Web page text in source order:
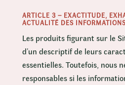
ARTICLE 3 – EXACTITUDE,
ACTUALITÉ DES
Les produits figurant sur le
d’un descriptif de leurs
essentielles. Toutefois, nous
responsables si les